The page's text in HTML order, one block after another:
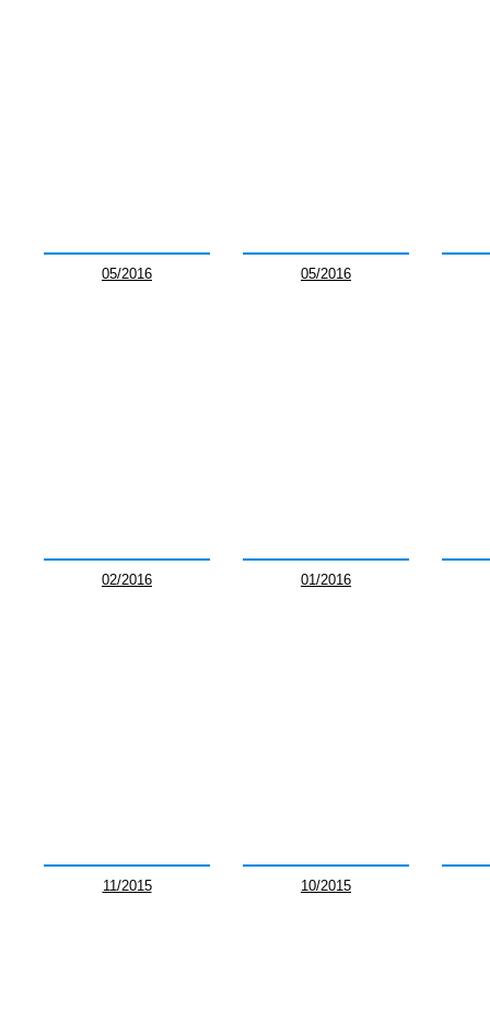
05/2016 05/2016
02/2016 01/2016
11/2015 10/2015